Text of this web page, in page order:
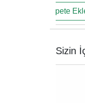
Sepete
Sizin